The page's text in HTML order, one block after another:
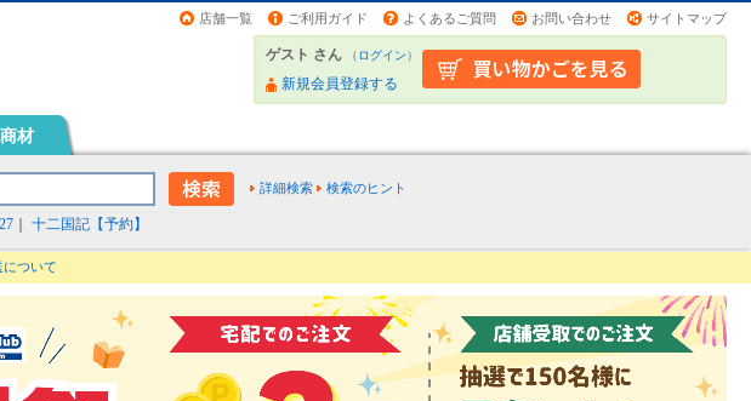
店舗一覧 ご利用ガイド よくあるご質問 お問い合わせ サイトマップ
ゲスト さん （ログイン）
新規会員登録する
材
詳細検索 検索のヒント
十二国記【予約】
について